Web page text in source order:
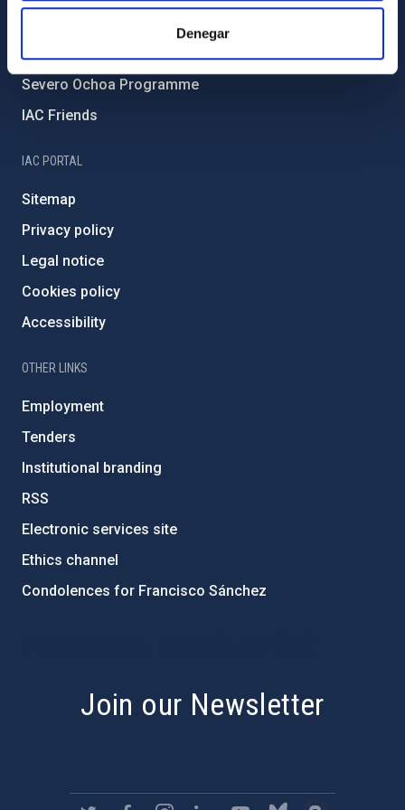
Denegar
External funding
Severo Ochoa Programme
IAC Friends
IAC PORTAL
Sitemap
Privacy policy
Legal notice
Cookies policy
Accessibility
OTHER LINKS
Employment
Tenders
Institutional branding
RSS
Electronic services site
Ethics channel
Condolences for Francisco Sánchez
Join our Newsletter